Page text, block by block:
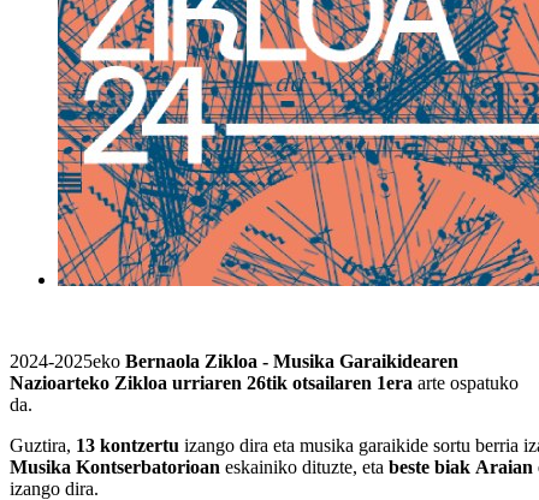
2024-2025eko Bernaola Zikloa - Musika Garaikidearen
Nazioarteko Zikloa urriaren 26tik otsailaren 1era arte ospatuko
da.
Guztira, 13 kontzertu izango dira eta musika garaikide sortu berria
Musika Kontserbatorioan eskainiko dituzte, eta beste biak Araian
izango dira.